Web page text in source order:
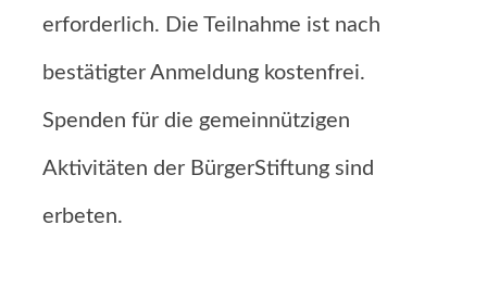
erforderlich. Die Teilnahme ist nach
bestätigter Anmeldung kostenfrei.
Spenden für die gemeinnützigen
Aktivitäten der BürgerStiftung sind
erbeten.